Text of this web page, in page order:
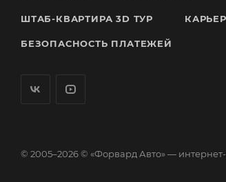
ШТАБ-КВАРТИРА 3D ТУР
БЕЗОПАСНОСТЬ ПЛАТЕЖЕЙ
© 2005–2026 © «Форвард Авто» —